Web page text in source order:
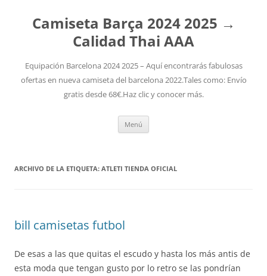
Camiseta Barça 2024 2025 →
Calidad Thai AAA
Equipación Barcelona 2024 2025 – Aquí encontrarás fabulosas
ofertas en nueva camiseta del barcelona 2022.Tales como: Envío
gratis desde 68€.Haz clic y conocer más.
Menú
ARCHIVO DE LA ETIQUETA: ATLETI TIENDA OFICIAL
bill camisetas futbol
De esas a las que quitas el escudo y hasta los más antis de
esta moda que tengan gusto por lo retro se las pondrían